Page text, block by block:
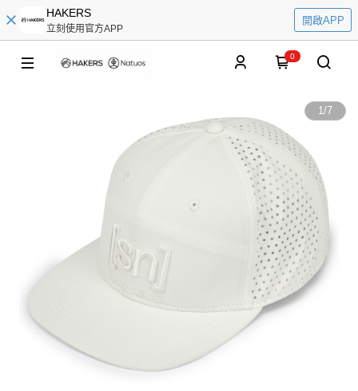
HAKERS
立刻使用官方APP
開啟APP
0
1/7